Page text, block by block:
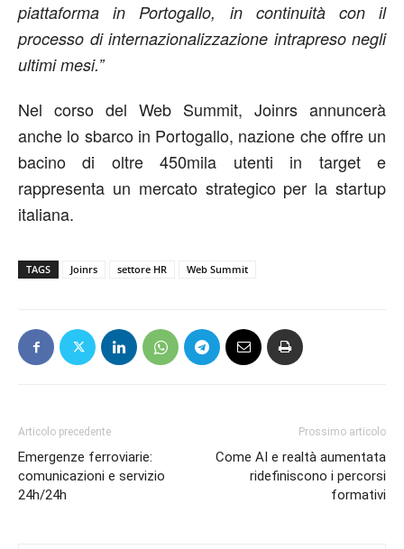
piattaforma in Portogallo, in continuità con il
processo di internazionalizzazione intrapreso negli
ultimi mesi.”
Nel corso del Web Summit, Joinrs annuncerà
anche lo sbarco in Portogallo, nazione che offre un
bacino di oltre 450mila utenti in target e
rappresenta un mercato strategico per la startup
italiana.
TAGS Joinrs settore HR Web Summit
Articolo precedente
Emergenze ferroviarie:
comunicazioni e servizio
24h/24h
Prossimo articolo
Come AI e realtà aumentata
ridefiniscono i percorsi
formativi